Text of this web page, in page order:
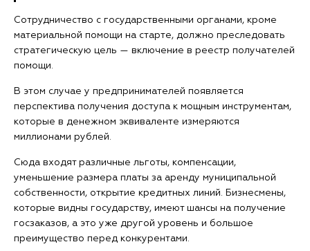
Сотрудничество с государственными органами, кроме
материальной помощи на старте, должно преследовать
стратегическую цель — включение в реестр получателей
помощи.
В этом случае у предпринимателей появляется
перспектива получения доступа к мощным инструментам,
которые в денежном эквиваленте измеряются
миллионами рублей.
Сюда входят различные льготы, компенсации,
уменьшение размера платы за аренду муниципальной
собственности, открытие кредитных линий. Бизнесмены,
которые видны государству, имеют шансы на получение
госзаказов, а это уже другой уровень и большое
преимущество перед конкурентами.